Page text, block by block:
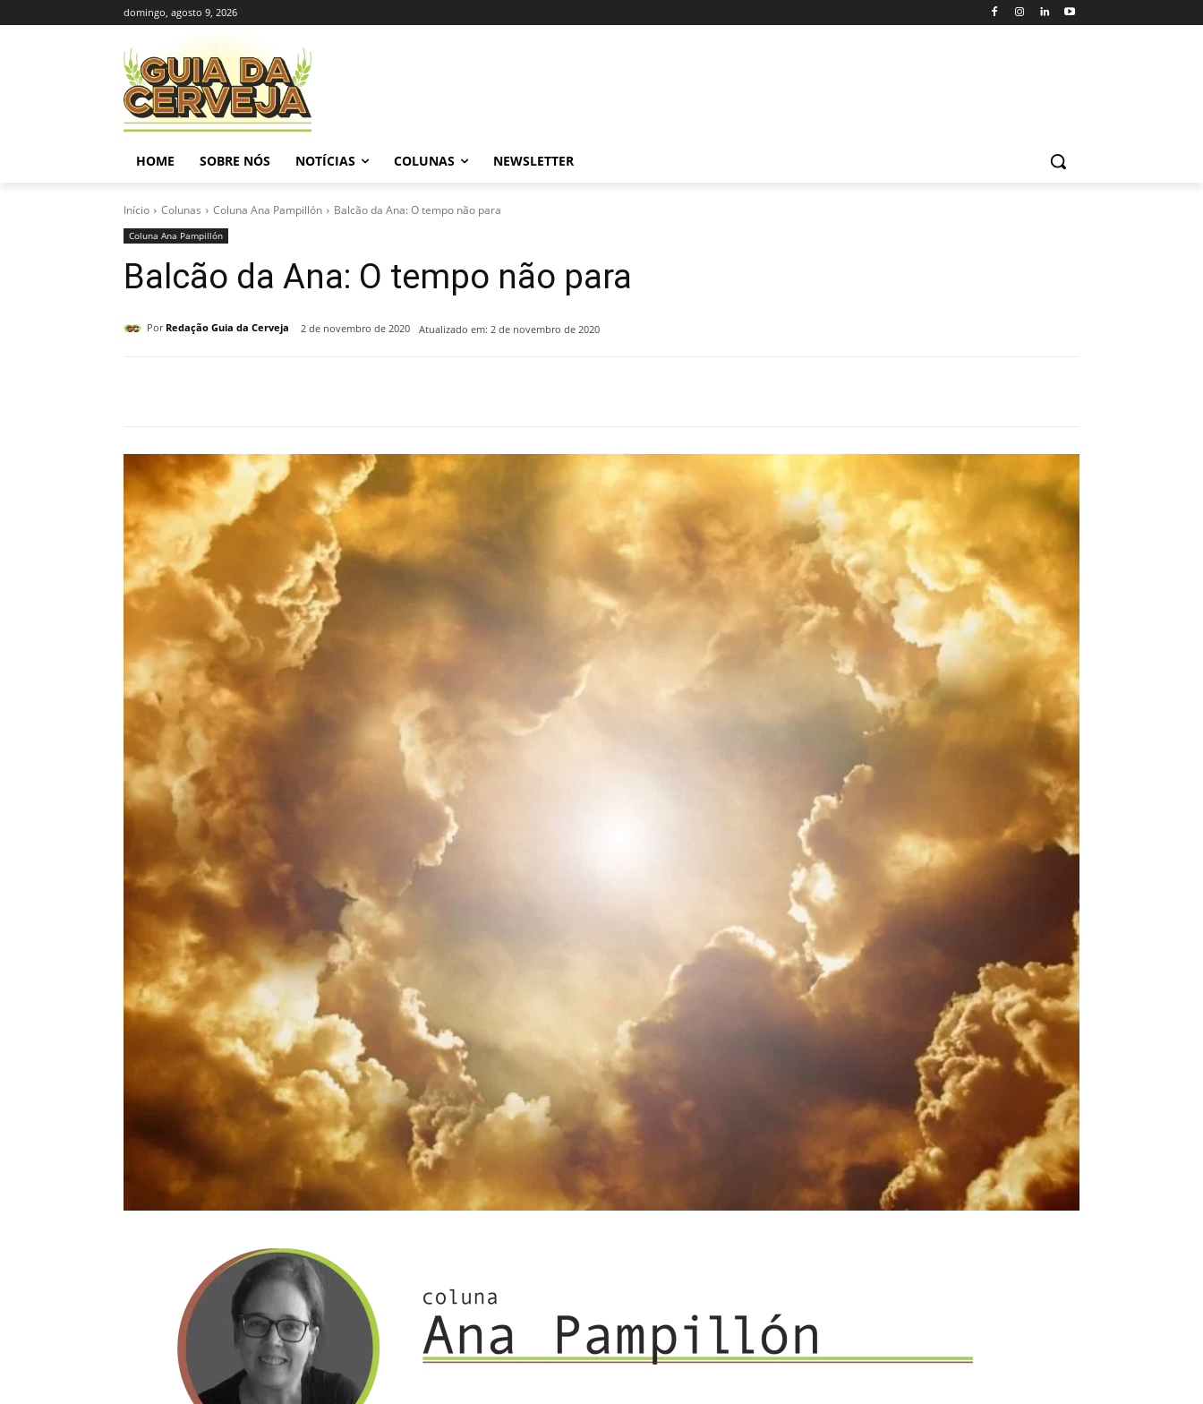
domingo, agosto 9, 2026
HOME SOBRE NÓS NOTÍCIAS COLUNAS NEWSLETTER
Início Colunas Coluna Ana Pampillón Balcão da Ana: O tempo não para
Coluna Ana Pampillón
Balcão da Ana: O tempo não para
Por Redação Guia da Cerveja 2 de novembro de 2020 Atualizado em: 2 de novembro de 2020